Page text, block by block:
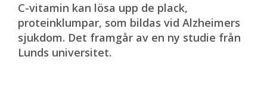
C-vitamin kan lösa upp de plack,
proteinklumpar, som bildas vid Alzheimers
sjukdom. Det framgår av en ny studie från
Lunds universitet.